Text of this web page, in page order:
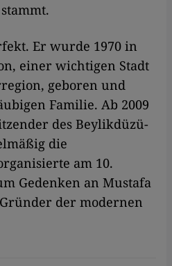
Er wurde 1970 in
einer wichtigen Stadt
geboren und
Familie. Ab 2009
des Beylikdüzü-
die
am 10.
Gedenken an Mustafa
der modernen